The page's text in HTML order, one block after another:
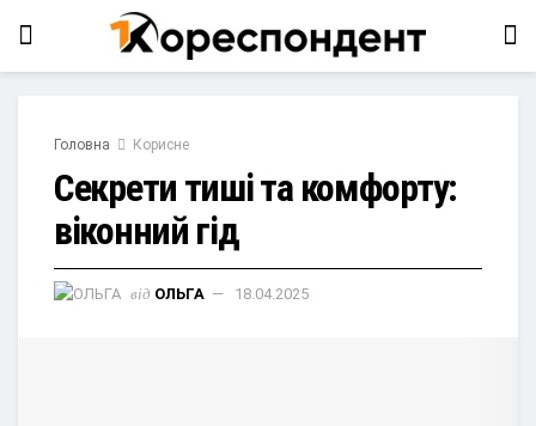
Головна Корисне
Секрети тиші та комфорту:
віконний гід
від ОЛЬГА 18.04.2025